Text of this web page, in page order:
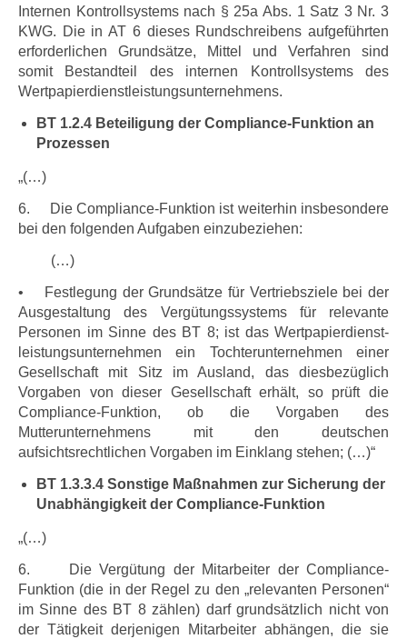
Internen Kontrollsystems nach § 25a Abs. 1 Satz 3 Nr. 3
KWG. Die in AT 6 dieses Rundschreibens aufgeführten
erforderlichen Grundsätze, Mittel und Verfahren sind
somit Bestandteil des internen Kontrollsystems des
Wertpapierdienstleistungsunternehmens.
BT 1.2.4 Beteiligung der Compliance-Funktion an
Prozessen
„(…)
6. Die Compliance-Funktion ist weiterhin insbesondere
bei den folgenden Aufgaben einzubeziehen:
(…)
•
Festlegung der Grundsätze für Vertriebsziele bei der
Ausgestaltung des Vergütungssystems für relevante
Personen im Sinne des BT 8; ist das Wertpapierdienst­
leistungsunternehmen ein Tochterunternehmen einer
Gesellschaft mit Sitz im Ausland, das diesbezüglich
Vorgaben von dieser Gesellschaft erhält, so prüft die
Compliance-Funktion, ob die Vorgaben des
Mutterunternehmens mit den deutschen
aufsichtsrechtlichen Vorgaben im Einklang stehen; (…)“
BT 1.3.3.4 Sonstige Maßnahmen zur Sicherung der
Unabhängigkeit der Compliance-Funktion
„(…)
6. Die Vergütung der Mitarbeiter der Compliance-
Funktion (die in der Regel zu den „relevanten Personen“
im Sinne des BT 8 zählen) darf grundsätzlich nicht von
der Tätigkeit derjenigen Mitarbeiter abhängen, die sie